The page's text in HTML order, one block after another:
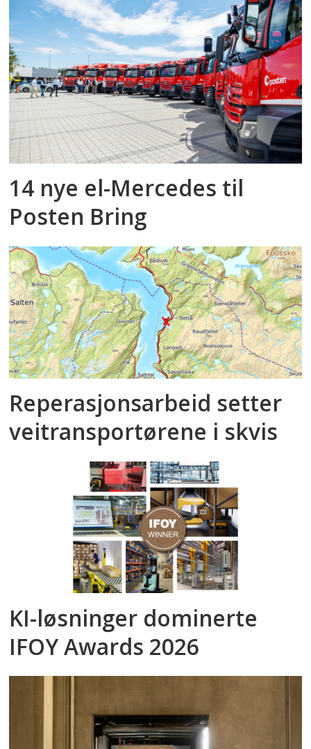
14 nye el-Mercedes til
Posten Bring
Reperasjonsarbeid setter
veitransportørene i skvis
KI-løsninger dominerte
IFOY Awards 2026